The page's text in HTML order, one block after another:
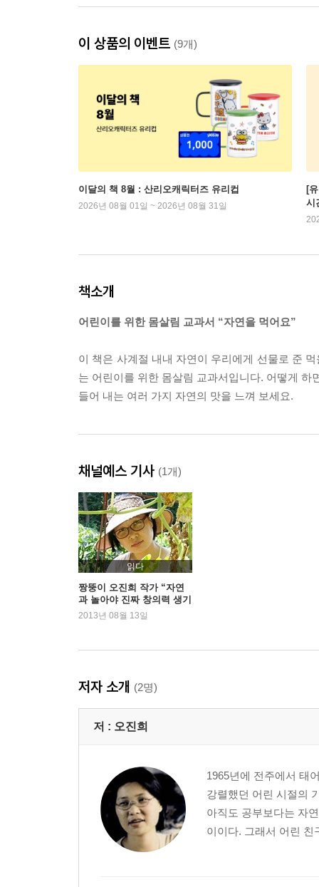
이 상품의 이벤트 (9개)
이달의 책 8월 : 산리오캐릭터즈 유리컵
2026년 08월 01일 ~ 2026년 08월 31일
[
시
책소개
어린이를 위한 몸살림 교과서 “자연을 먹어요”
이 책은 사계절 내내 자연이 우리에게 선물로 준
는 어린이를 위한 몸살림 교과서입니다. 어떻게
들어 내는 여러 가지 자연의 맛을 느껴 보세요.
채널예스 기사 (1개)
읽다
짱뚱이 오진희 작가 “자연
과 놀아야 진짜 창의력 생기
죠”
2013년 08월 13일
저자 소개 (2명)
저 : 오진희
1965년에 전주에서 태
강렬했던 어린 시절의
아직도 공부보다는 자
이이다. 그래서 어린 친